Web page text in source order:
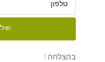
בהצלחה !